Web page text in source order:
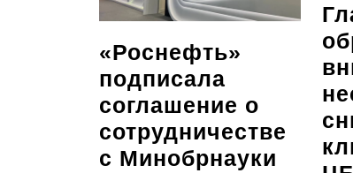
«Роснефть»
подписала
соглашение о
сотрудничестве
с Минобрнауки